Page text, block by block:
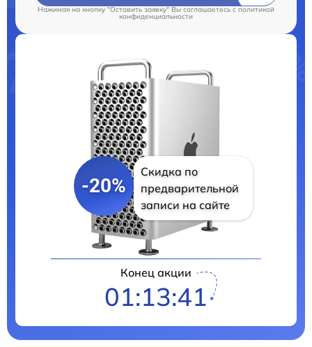
Нажимая на кнопку "Оставить заявку" Вы соглашаетесь cполитикой
конфиденциальности
-20%
Скидка по
предварительной
записи на сайте
Конец акции
01:13:41